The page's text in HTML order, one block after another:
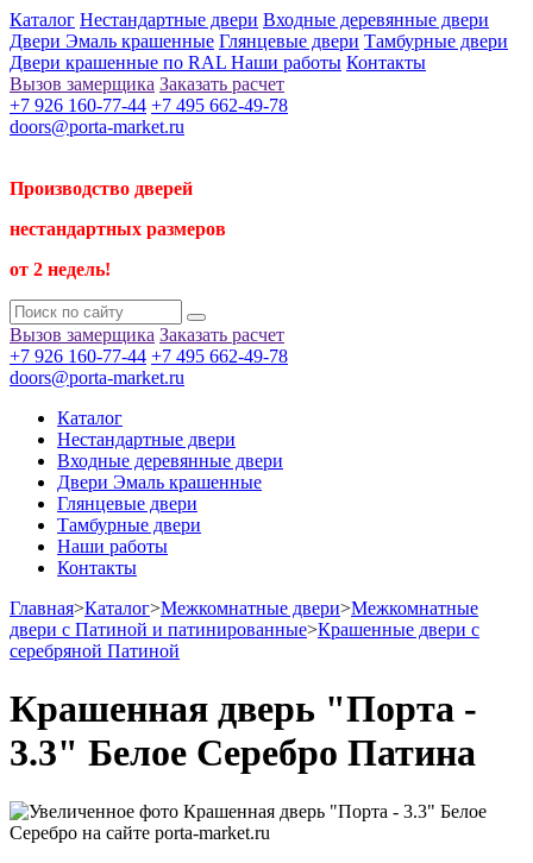
Каталог Нестандартные двери Входные деревянные двери
Двери Эмаль крашенные Глянцевые двери Тамбурные двери
Двери крашенные по RAL Наши работы Контакты
Вызов замерщика Заказать расчет
+7 926 160-77-44 +7 495 662-49-78
doors@porta-market.ru
Производство дверей
нестандартных размеров
от 2 недель!
Вызов замерщика Заказать расчет
+7 926 160-77-44 +7 495 662-49-78
doors@porta-market.ru
Каталог
Нестандартные двери
Входные деревянные двери
Двери Эмаль крашенные
Глянцевые двери
Тамбурные двери
Наши работы
Контакты
Главная>Каталог>Межкомнатные двери>Межкомнатные
двери с Патиной и патинированные>Крашенные двери с
серебряной Патиной
Крашенная дверь "Порта -
3.3" Белое Серебро Патина